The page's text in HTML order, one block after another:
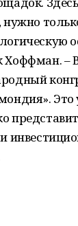
– В
Это